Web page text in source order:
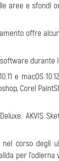
aree e sfondi
offre
durante
e macOS
Corel
AKVIS
corso degli
per